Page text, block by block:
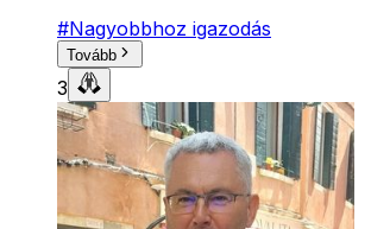
#Nagyobbhoz igazodás
Tovább
3